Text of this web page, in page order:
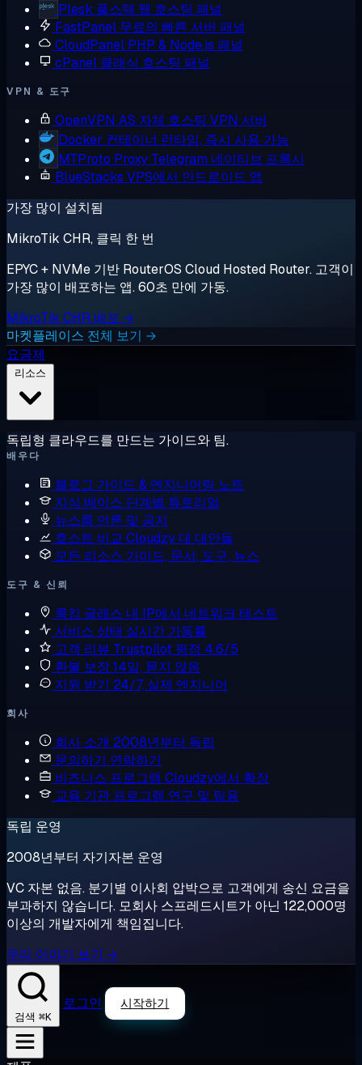
Plesk 풀스택 웹 호스팅 패널
FastPanel 무료의 빠른 서버 패널
CloudPanel PHP & Node.js 패널
cPanel 클래식 호스팅 패널
VPN & 도구
OpenVPN AS 자체 호스팅 VPN 서버
Docker 컨테이너 런타임, 즉시 사용 가능
MTProto Proxy Telegram 네이티브 프록시
BlueStacks VPS에서 안드로이드 앱
가장 많이 설치됨
MikroTik CHR, 클릭 한 번
EPYC + NVMe 기반 RouterOS Cloud Hosted Router. 고객이
가장 많이 배포하는 앱. 60초 만에 가동.
MikroTik CHR 배포 →
마켓플레이스 전체 보기 →
요금제
독립형 클라우드를 만드는 가이드와 팀.
배우다
블로그 가이드 & 엔지니어링 노트
지식 베이스 단계별 튜토리얼
뉴스룸 언론 및 공지
호스트 비교 Cloudzy 대 대안들
모든 리소스 가이드, 문서, 도구, 뉴스
도구 & 신뢰
룩킹 글래스 내 IP에서 네트워크 테스트
서비스 상태 실시간 가동률
고객 리뷰 Trustpilot 평점 4.6/5
환불 보장14일, 묻지 않음
지원 받기 24/7, 실제 엔지니어
회사
회사 소개 2008년부터 독립
문의하기 연락하기
비즈니스 프로그램 Cloudzy에서 확장
교육 기관 프로그램 연구 및 팀용
독립 운영
2008년부터 자기자본 운영
VC 자본 없음. 분기별 이사회 압박으로 고객에게 송신 요금을
부과하지 않습니다. 모회사 스프레드시트가 아닌 122,000명
이상의 개발자에게 책임집니다.
우리 이야기 보기 →
검색 ⌘K
로그인 시작하기